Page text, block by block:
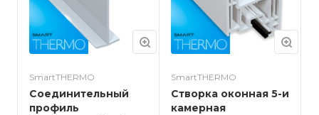
SmartTHERMO
Соединительный
профиль
SmartTHERMO
Створка оконная 5-и
камерная